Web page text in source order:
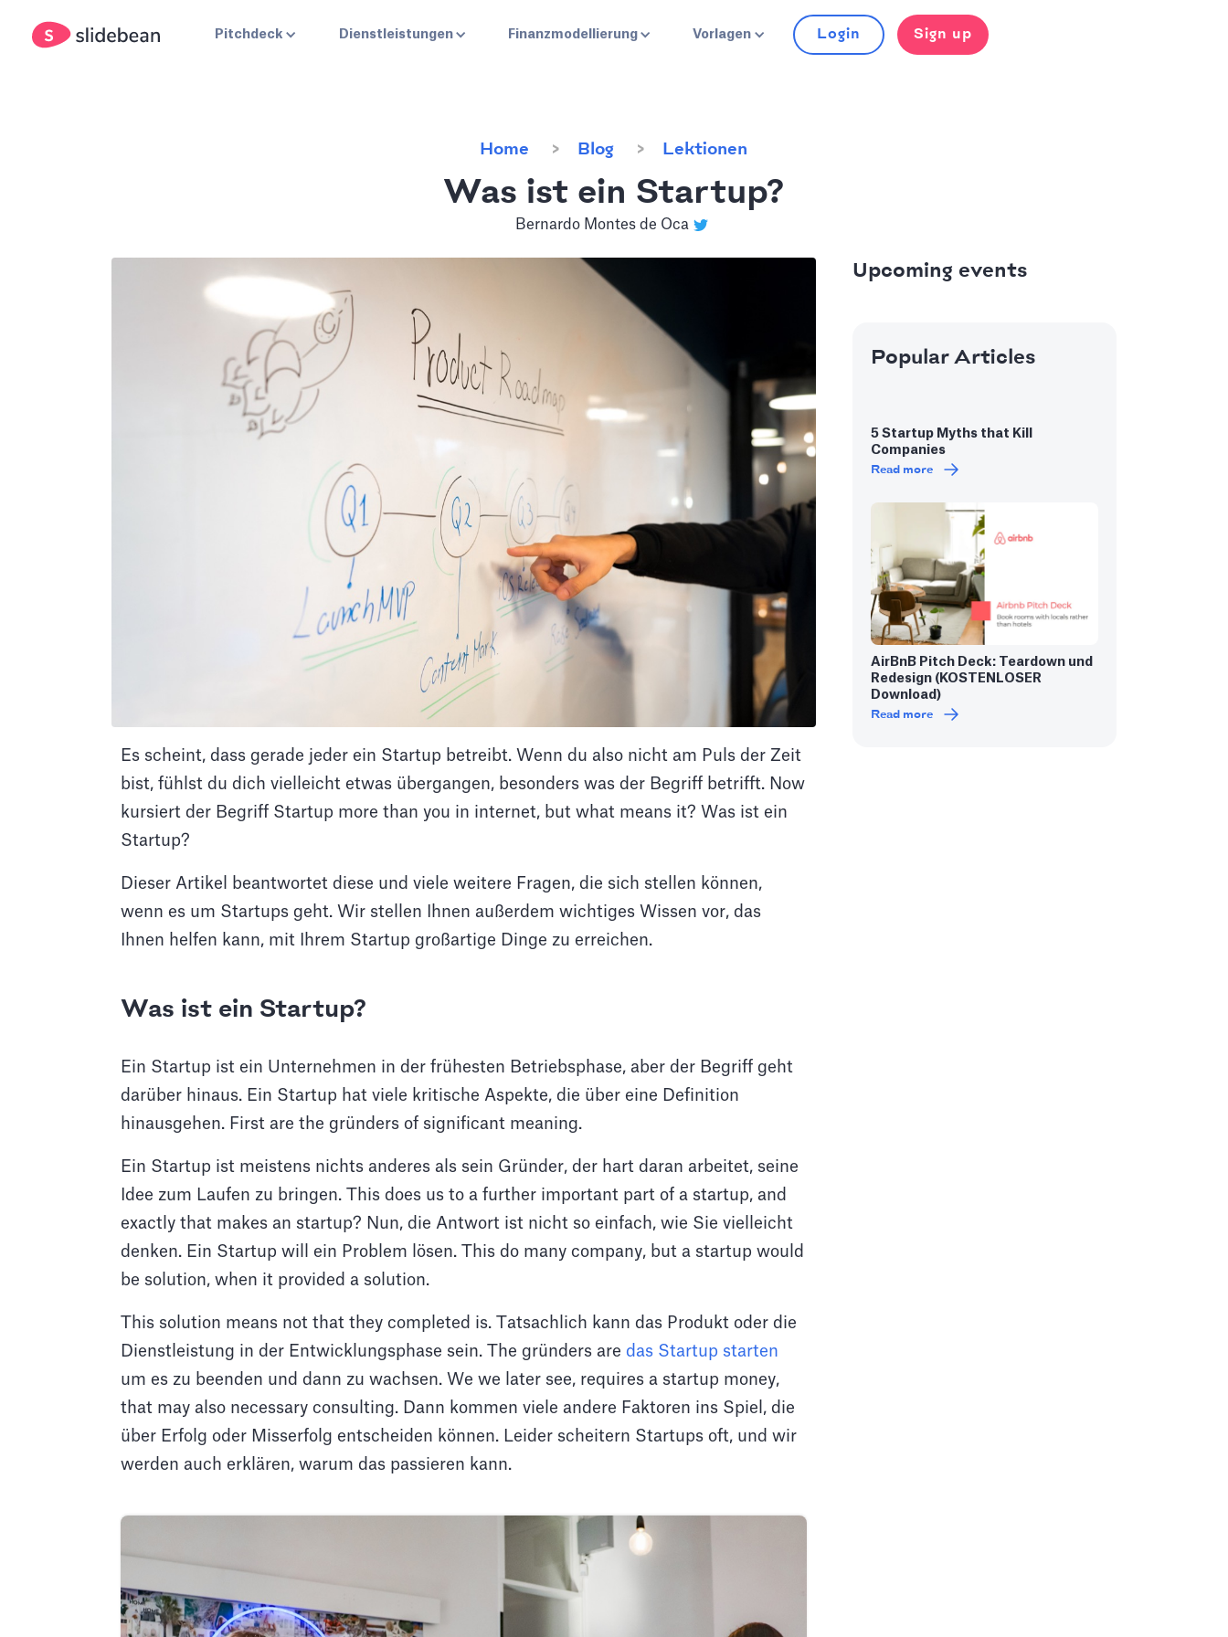
Pitchdeck Dienstleistungen Finanzmodellierung Vorlagen Login Sign up
Home Blog Lektionen
Was ist ein Startup?
Bernardo Montes de Oca
Es scheint, dass gerade jeder ein Startup betreibt. Wenn du also nicht am Puls der Zeit
bist, fühlst du dich vielleicht etwas übergangen, besonders was der Begriff betrifft. Now
kursiert der Begriff Startup more than you in internet, but what means it? Was ist ein
Startup?
Dieser Artikel beantwortet diese und viele weitere Fragen, die sich stellen können,
wenn es um Startups geht. Wir stellen Ihnen außerdem wichtiges Wissen vor, das
Ihnen helfen kann, mit Ihrem Startup großartige Dinge zu erreichen.
Was ist ein Startup?
Ein Startup ist ein Unternehmen in der frühesten Betriebsphase, aber der Begriff geht
darüber hinaus. Ein Startup hat viele kritische Aspekte, die über eine Definition
hinausgehen. First are the gründers of significant meaning.
Ein Startup ist meistens nichts anderes als sein Gründer, der hart daran arbeitet, seine
Idee zum Laufen zu bringen. This does us to a further important part of a startup, and
exactly that makes an startup? Nun, die Antwort ist nicht so einfach, wie Sie vielleicht
denken. Ein Startup will ein Problem lösen. This do many company, but a startup would
be solution, when it provided a solution.
This solution means not that they completed is. Tatsachlich kann das Produkt oder die
Dienstleistung in der Entwicklungsphase sein. The gründers are das Startup starten
um es zu beenden und dann zu wachsen. We we later see, requires a startup money,
that may also necessary consulting. Dann kommen viele andere Faktoren ins Spiel, die
über Erfolg oder Misserfolg entscheiden können. Leider scheitern Startups oft, und wir
werden auch erklären, warum das passieren kann.
Upcoming events
Popular Articles
5 Startup Myths that Kill
Companies
Read more
AirBnB Pitch Deck: Teardown und
Redesign (KOSTENLOSER
Download)
Read more